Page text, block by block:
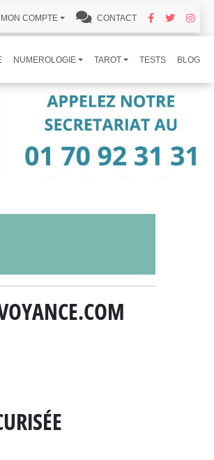
MON COMPTE CONTACT
NUMEROLOGIE TAROT TESTS BLOG